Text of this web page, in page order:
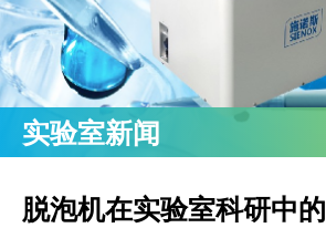
实验室新闻
脱泡机在实验室科研中